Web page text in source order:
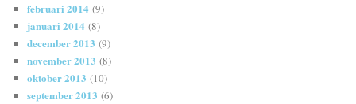
februari 2014 (9)
januari 2014 (8)
december 2013 (9)
november 2013 (8)
oktober 2013 (10)
september 2013 (6)